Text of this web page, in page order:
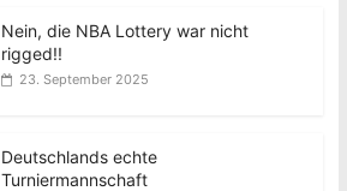
Nein, die NBA Lottery war nicht
rigged!!
23. September 2025
Deutschlands echte
Turniermannschaft